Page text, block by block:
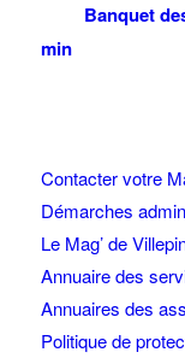
Banquet
min
Contacter votre
Démarches
Le Mag’ de
Annuaire des
Annuaires des
Politique de